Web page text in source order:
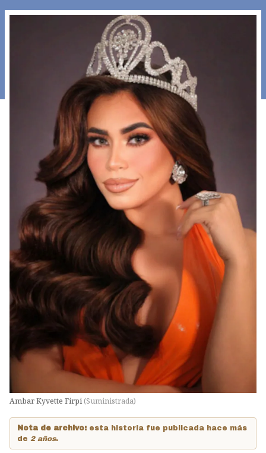
Ambar Kyvette Firpi(Suministrada)
Nota de archivo: esta historia fue publicada hace más
de 2 años.